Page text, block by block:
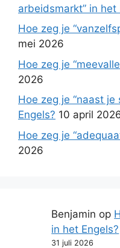
arbeidsmarkt” in het
Hoe zeg je
mei 2026
Hoe zeg je
2026
Hoe zeg je “naast je
Engels? 10 april
Hoe zeg je
2026
Benjamin op
in het Engels?
31 juli 2026